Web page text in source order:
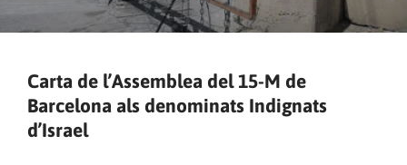
Carta de l’Assemblea del 15-M de
Barcelona als denominats Indignats
d’Israel